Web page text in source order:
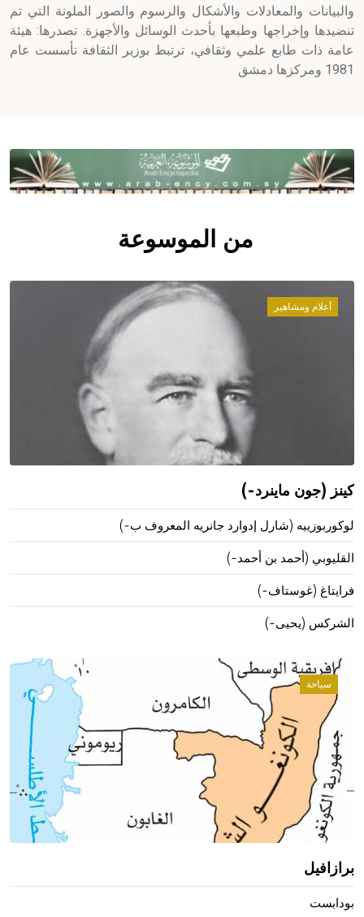
والبيانات والمعادلات والأشكال والرسوم والصور الملونة التي تم
تنضيدها وإخراجها وطبعها بأحدث الوسائل والأجهزة. تصدرها: هيئة
عامة ذات طابع علمي وثقافي، ترتبط بوزير الثقافة تأسست عام
1981 ومركزها دمشق
من الموسوعة
أعلام ومشاهير
كينز (جون ماينرد-)
لوكوربوزييه (شارل إدوارد جانريه المعروف ب-)
القليوبي (أحمد بن أحمد-)
فرايتاغ (غوستاف-)
الشركس (يحيى-)
سياحة
برازافيل
بودابست